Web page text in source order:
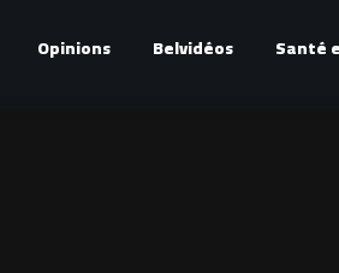
Opinions Belvidéos Santé